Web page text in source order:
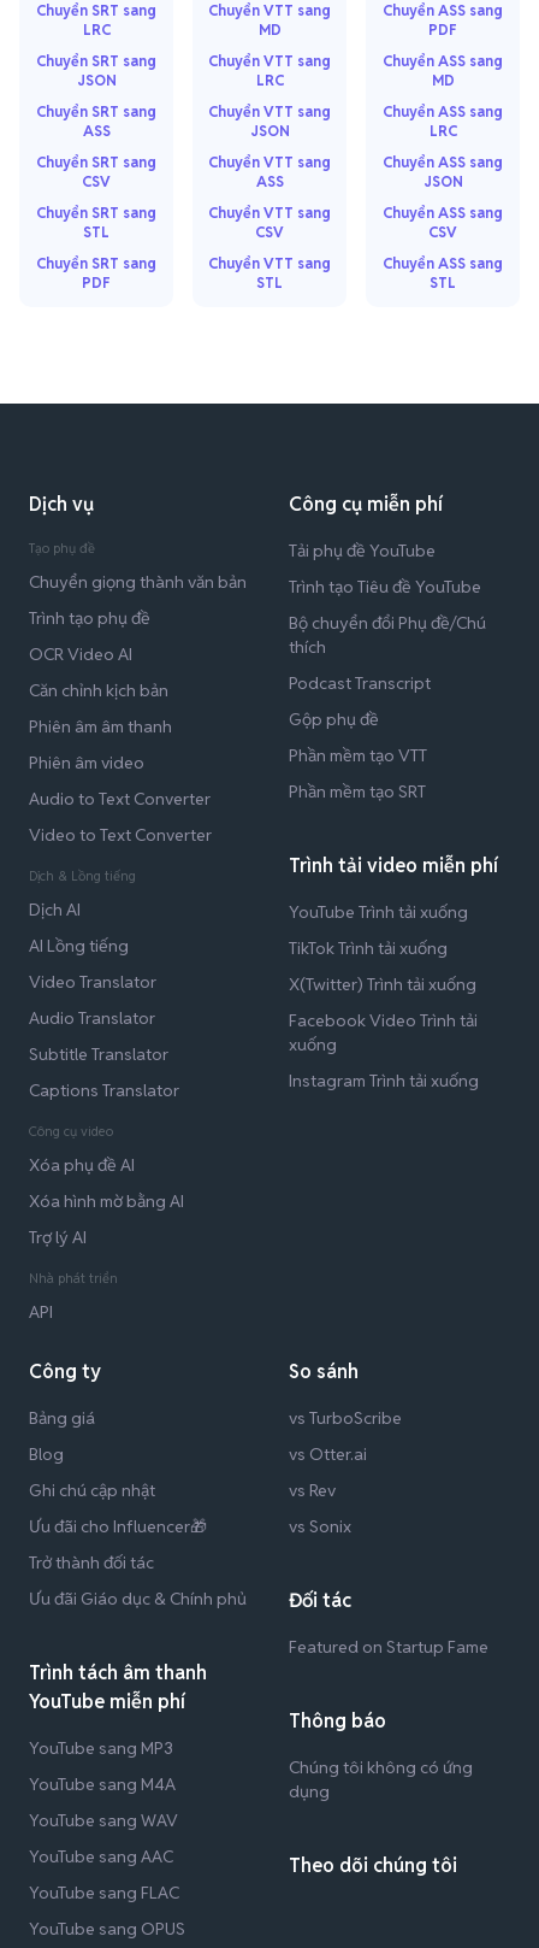
Chuyển SRT sang
LRC
Chuyển SRT sang
JSON
Chuyển SRT sang
ASS
Chuyển SRT sang
CSV
Chuyển SRT sang
STL
Chuyển SRT sang
PDF
Chuyển VTT sang
MD
Chuyển VTT sang
LRC
Chuyển VTT sang
JSON
Chuyển VTT sang
ASS
Chuyển VTT sang
CSV
Chuyển VTT sang
STL
Chuyển ASS sang
PDF
Chuyển ASS sang
MD
Chuyển ASS sang
LRC
Chuyển ASS sang
JSON
Chuyển ASS sang
CSV
Chuyển ASS sang
STL
Dịch vụ
Tạo phụ đề
Chuyển giọng thành văn bản
Trình tạo phụ đề
OCR Video AI
Căn chỉnh kịch bản
Phiên âm âm thanh
Phiên âm video
Audio to Text Converter
Video to Text Converter
Dịch & Lồng tiếng
Dịch AI
AI Lồng tiếng
Video Translator
Audio Translator
Subtitle Translator
Captions Translator
Công cụ video
Xóa phụ đề AI
Xóa hình mờ bằng AI
Trợ lý AI
Nhà phát triển
API
Công cụ miễn phí
Tải phụ đề YouTube
Trình tạo Tiêu đề YouTube
Bộ chuyển đổi Phụ đề/Chú
thích
Podcast Transcript
Gộp phụ đề
Phần mềm tạo VTT
Phần mềm tạo SRT
Trình tải video miễn phí
YouTube Trình tải xuống
TikTok Trình tải xuống
X(Twitter) Trình tải xuống
Facebook Video Trình tải
xuống
Instagram Trình tải xuống
Công ty
Bảng giá
Blog
Ghi chú cập nhật
Ưu đãi cho Influencer🎁
Trở thành đối tác
Ưu đãi Giáo dục & Chính phủ
Trình tách âm thanh
YouTube miễn phí
YouTube sang MP3
YouTube sang M4A
YouTube sang WAV
YouTube sang AAC
YouTube sang FLAC
YouTube sang OPUS
So sánh
vs TurboScribe
vs Otter.ai
vs Rev
vs Sonix
Đối tác
Featured on Startup Fame
Thông báo
Chúng tôi không có ứng
dụng
Theo dõi chúng tôi